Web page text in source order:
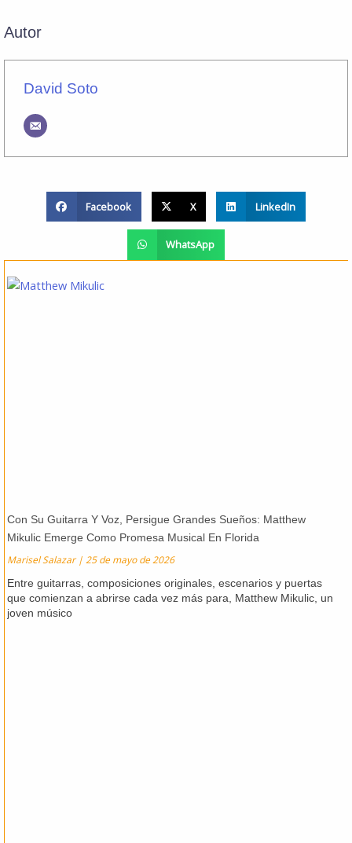
Autor
David Soto
Facebook X LinkedIn
WhatsApp
Con Su Guitarra Y Voz, Persigue Grandes Sueños: Matthew
Mikulic Emerge Como Promesa Musical En Florida
Marisel Salazar 25 de mayo de 2026
Entre guitarras, composiciones originales, escenarios y puertas
que comienzan a abrirse cada vez más para, Matthew Mikulic, un
joven músico